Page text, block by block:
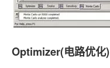
Optimizer(电路优化)